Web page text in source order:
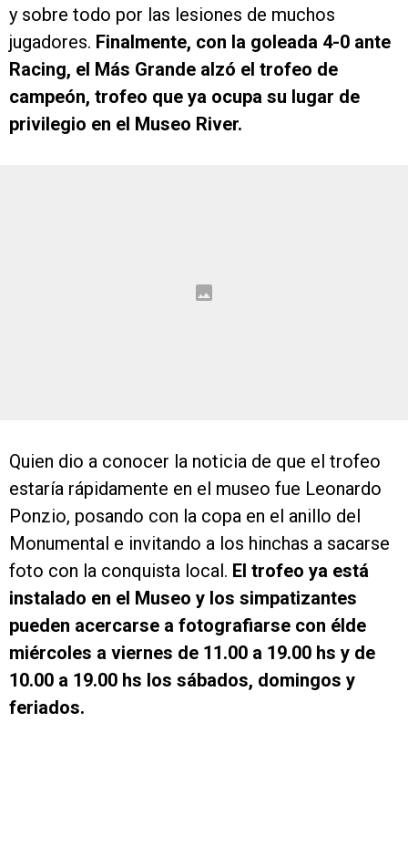
y sobre todo por las lesiones de muchos
jugadores. Finalmente, con la goleada 4-0 ante
Racing, el Más Grande alzó el trofeo de
campeón, trofeo que ya ocupa su lugar de
privilegio en el Museo River.
Quien dio a conocer la noticia de que el trofeo
estaría rápidamente en el museo fue Leonardo
Ponzio, posando con la copa en el anillo del
Monumental e invitando a los hinchas a sacarse
foto con la conquista local. El trofeo ya está
instalado en el Museo y los simpatizantes
pueden acercarse a fotografiarse con élde
miércoles a viernes de 11.00 a 19.00 hs y de
10.00 a 19.00 hs los sábados, domingos y
feriados.